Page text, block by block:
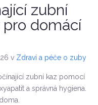
zubní
domácí
v Zdraví a péče o zuby
zubní kaz pomocí
a správná hygiena.